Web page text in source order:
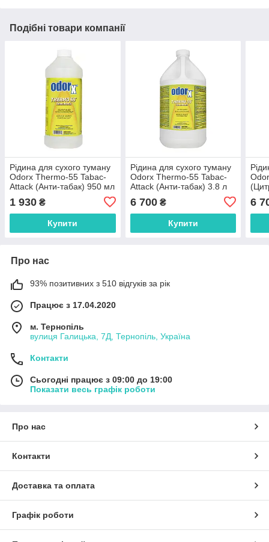
Подібні товари компанії
Рідина для сухого туману
Odorx Thermo-55 Tabac-
Attack (Анти-табак) 950 мл
1 930 ₴
Купити
Рідина для сухого туману
Odorx Thermo-55 Tabac-
Attack (Анти-табак) 3.8 л
6 700₴
Купити
6
Про нас
93% позитивних з 510 відгуків за рік
Працює з 17.04.2020
м. Тернопіль
вулиця Галицька, 7Д, Тернопіль, Україна
Контакти
Сьогодні працює з 09:00 до 19:00
Показати весь графік роботи
Про нас
Контакти
Доставка та оплата
Графік роботи